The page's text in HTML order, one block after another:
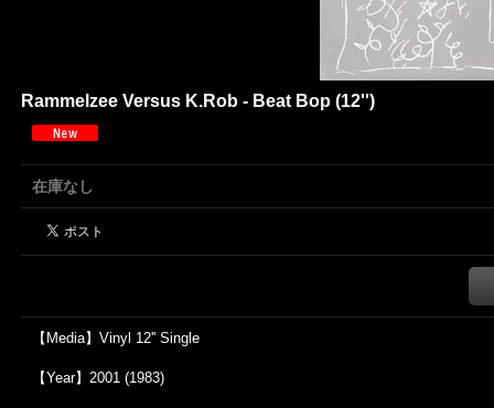
Rammelzee Versus K.Rob - Beat Bop (12'')
在庫なし
【Media】Vinyl 12'' Single
【Year】2001 (1983)